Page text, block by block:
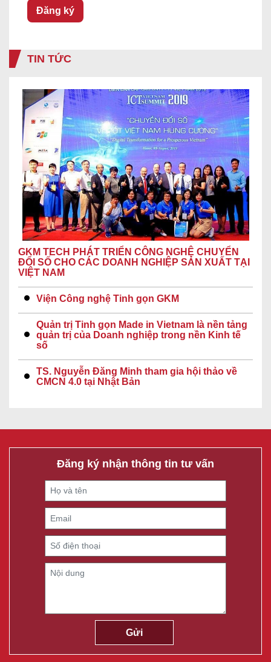
TIN TỨC
GKM TECH PHÁT TRIỂN CÔNG NGHỆ CHUYỂN
ĐỔI SỐ CHO CÁC DOANH NGHIỆP SẢN XUẤT TẠI
VIỆT NAM
Viện Công nghệ Tinh gọn GKM
Quản trị Tinh gọn Made in Vietnam là nền tảng
quản trị của Doanh nghiệp trong nền Kinh tế
số
TS. Nguyễn Đăng Minh tham gia hội thảo về
CMCN 4.0 tại Nhật Bản
Đăng ký nhận thông tin tư vấn